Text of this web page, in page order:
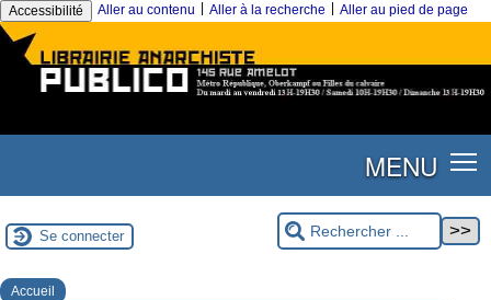
Accessibilité Aller au contenu Aller à la recherche Aller au pied de page
MENU
Se connecter
Accueil